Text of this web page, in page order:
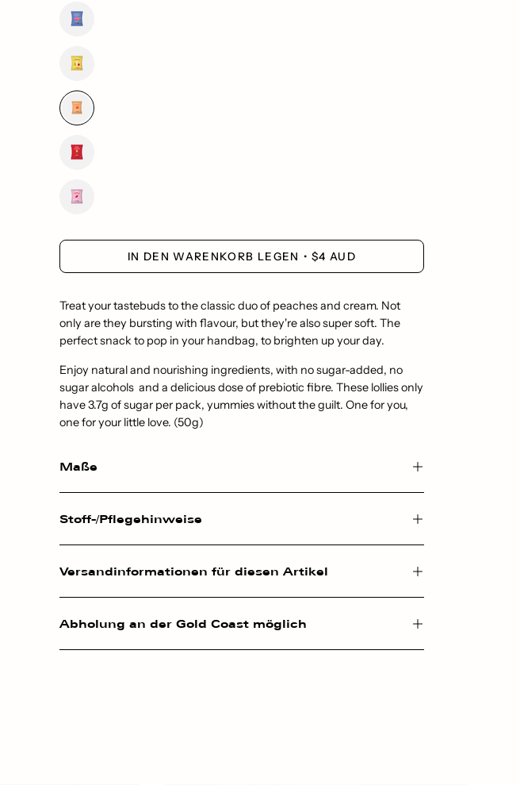
IN DEN WARENKORB LEGEN $4 AUD
Treat your tastebuds to the classic duo of peaches and cream. Not
only are they bursting with flavour, but they're also super soft. The
perfect snack to pop in your handbag, to brighten up your day.
Enjoy natural and nourishing ingredients, with no sugar-added, no
sugar alcohols and a delicious dose of prebiotic fibre. These lollies only
have 3.7g of sugar per pack, yummies without the guilt. One for you,
one for your little love. (50g)
Maße
Stoff-/Pflegehinweise
Versandinformationen für diesen Artikel
Abholung an der Gold Coast möglich